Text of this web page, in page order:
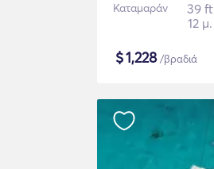
Καταμαράν
39 ft
12 μ.
$1,228/βραδιά